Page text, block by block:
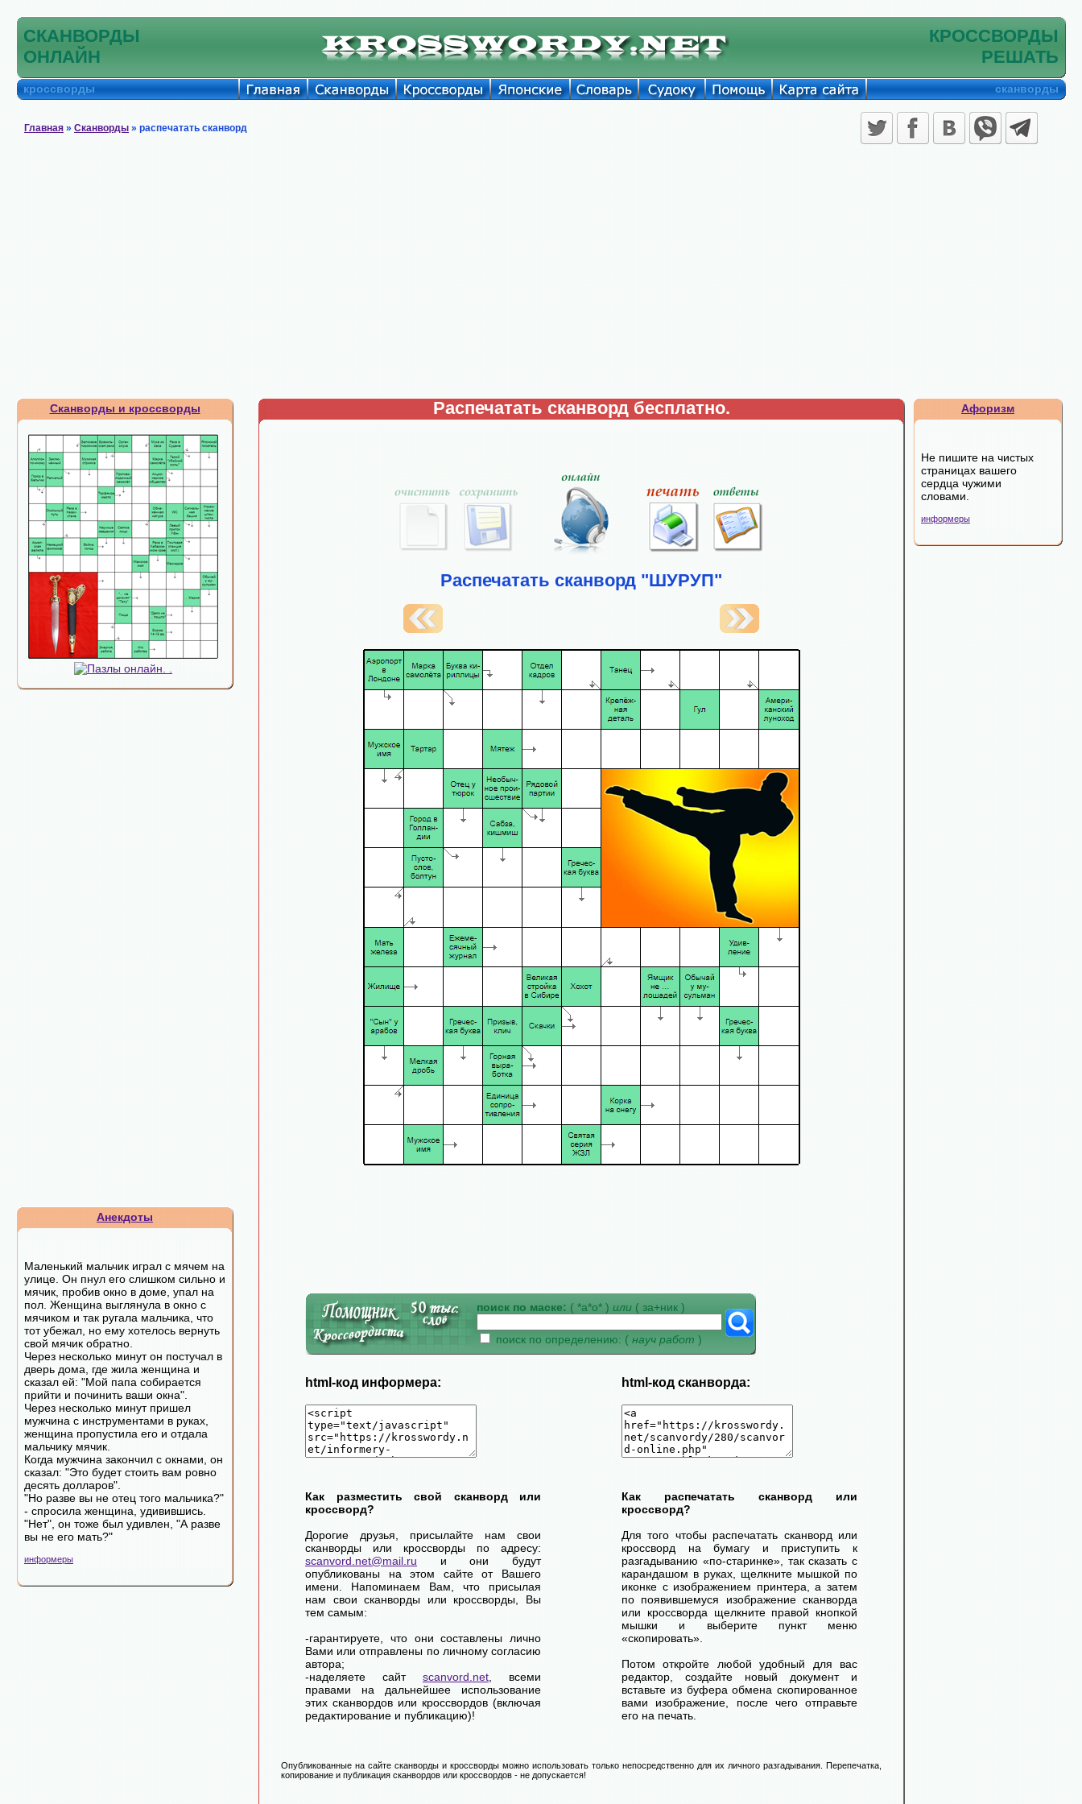
СКАНВОРДЫ
ОНЛАЙН
КРОССВОРДЫ
РЕШАТЬ
кроссворды сканворды
Главная » Сканворды » распечатать сканворд
Сканворды и кроссворды
Анекдоты
Маленький мальчик играл с мячем на
улице. Он пнул его слишком сильно и
мячик, пробив окно в доме, упал на
пол. Женщина выглянула в окно с
мячиком и так ругала мальчика, что
тот убежал, но ему хотелось вернуть
свой мячик обратно.
Через несколько минут он постучал в
дверь дома, где жила женщина и
сказал ей: "Мой папа собирается
прийти и починить ваши окна".
Через несколько минут пришел
мужчина с инструментами в руках,
женщина пропустила его и отдала
мальчику мячик.
Когда мужчина закончил с окнами, он
сказал: "Это будет стоить вам ровно
десять долларов".
"Но разве вы не отец того мальчика?"
- спросила женщина, удивившись.
"Нет", он тоже был удивлен, "А разве
вы не его мать?"
информеры
Распечатать сканворд бесплатно.
Распечатать сканворд "ШУРУП"
поиск по маске: ( *а*о* ) или ( за+ник )
поиск по определению: ( науч работ )
html-код информера: html-код сканворда:
Как разместить свой сканворд или
кроссворд?
Дорогие друзья, присылайте нам свои
сканворды или кроссворды по адресу:
scanvord.net@mail.ru и они будут
опубликованы на этом сайте от Вашего
имени. Напоминаем Вам, что присылая
нам свои сканворды или кроссворды, Вы
тем самым:
-гарантируете, что они составлены лично
Вами или отправлены по личному согласию
автора;
-наделяете сайт scanvord.net , всеми
правами на дальнейшее использование
этих сканвордов или кроссвордов (включая
редактирование и публикацию)!
Как распечатать сканворд или
кроссворд?
Для того чтобы распечатать сканворд или
кроссворд на бумагу и приступить к
разгадыванию «по-старинке», так сказать с
карандашом в руках, щелкните мышкой по
иконке с изображением принтера, а затем
по появившемуся изображение сканворда
или кроссворда щелкните правой кнопкой
мышки и выберите пункт меню
«скопировать».
Потом откройте любой удобный для вас
редактор, создайте новый документ и
вставьте из буфера обмена скопированное
вами изображение, после чего отправьте
его на печать.
Опубликованные на сайте сканворды и кроссворды можно использовать только непосредственно для их личного разгадывания. Перепечатка,
копирование и публикация сканвордов или кроссвордов - не допускается!
Афоризм
Не пишите на чистых
страницах вашего
сердца чужими
словами.
информеры